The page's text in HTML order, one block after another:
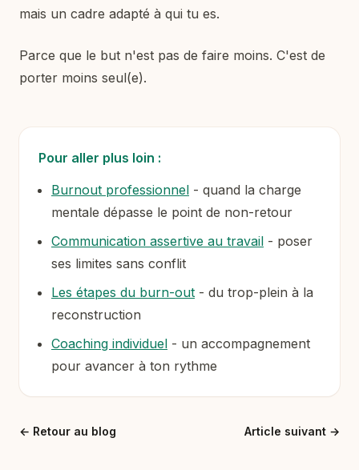
mais un cadre adapté à qui tu es.
Parce que le but n'est pas de faire moins. C'est de
porter moins seul(e).
Pour aller plus loin :
Burnout professionnel - quand la charge
mentale dépasse le point de non-retour
Communication assertive au travail - poser
ses limites sans conflit
Les étapes du burn-out - du trop-plein à la
reconstruction
Coaching individuel - un accompagnement
pour avancer à ton rythme
← Retour au blog Article suivant →